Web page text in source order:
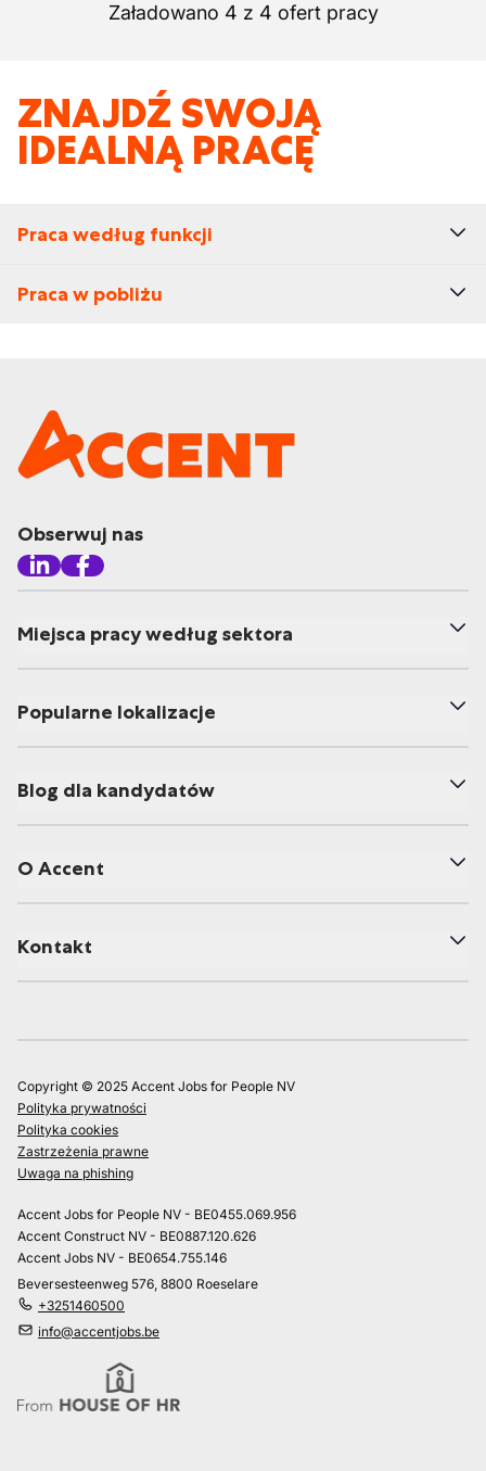
Załadowano 4 z 4 ofert pracy
ZNAJDŹ SWOJĄ
IDEALNĄ PRACĘ
Praca według funkcji
Praca w pobliżu
Obserwuj nas
Miejsca pracy według sektora
Popularne lokalizacje
Blog dla kandydatów
O Accent
Kontakt
Copyright © 2025 Accent Jobs for People NV
Polityka prywatności
Polityka cookies
Zastrzeżenia prawne
Uwaga na phishing
Accent Jobs for People NV - BE0455.069.956
Accent Construct NV - BE0887.120.626
Accent Jobs NV - BE0654.755.146
Beversesteenweg 576, 8800 Roeselare
+3251460500
info@accentjobs.be